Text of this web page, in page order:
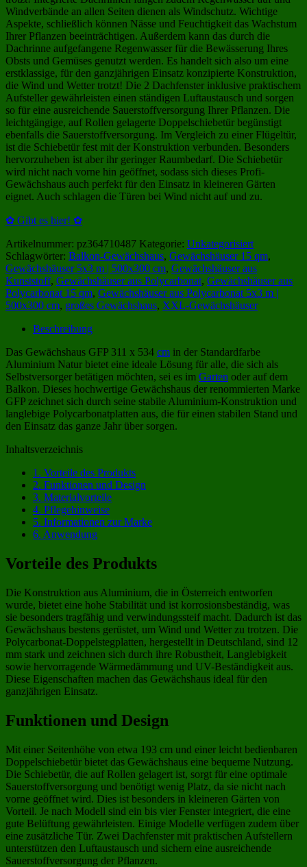
Windverbände an allen Seiten dienen als Windschutz. Wichtige
Aspekte, schließlich können Nässe und Feuchtigkeit das Wachstum
Ihrer Pflanzen beeinträchtigen. Außerdem kann das durch die
Dachrinne aufgefangene Regenwasser für die Bewässerung Ihres
Obsts und Gemüses genutzt werden. Es handelt sich also um eine
erstklassige, für den ganzjährigen Einsatz konzipierte Konstruktion,
die Wind und Wetter trotzt! Die 2 Dachfenster inklusive praktischem
Aufsteller gewährleisten einen ständigen Luftaustausch und sorgen
so für eine ausreichende Sauerstoffversorgung Ihrer Pflanzen. Die
leichtgängige, auf Rollen gelagerte Doppelschiebetür begünstigt
ebenfalls die Sauerstoffversorgung. Im Vergleich zu einer Flügeltür,
ist die Schiebetür fest mit der Konstruktion verbunden. Besonders
hervorzuheben ist aber ihr geringer Raumbedarf. Die Schiebetür
wird nicht nach vorne hin geöffnet, sodass sich dieses Profi-
Gewächshaus auch perfekt für den Einsatz in kleineren Gärten
eignet. Auch schlagen die Türen bei Wind nicht auf und zu.
✿ Gibt es hier! ✿
Artikelnummer: pz364710487 Kategorie: Unkategorisiert
Schlagwörter: Balkon-Gewächshaus, Gewächshäuser 15 qm,
Gewächshäuser 5x3 m | 500x300 cm, Gewächshäuser aus
Kunststoff, Gewächshäuser aus Polycarbonat, Gewächshäuser aus
Polycarbonat 15 qm, Gewächshäuser aus Polycarbonat 5x3 m |
500x300 cm, großes Gewächshaus, XXL-Gewächshäuser
Beschreibung
Das Gewächshaus GFP 311 x 534 cm in der Standardfarbe
Aluminium Natur bietet eine ideale Lösung für alle, die sich als
Selbstversorger betätigen möchten, sei es im Garten oder auf dem
Balkon. Dieses hochwertige Gewächshaus der renommierten Marke
GFP zeichnet sich durch seine stabile Aluminium-Konstruktion und
langlebige Polycarbonatplatten aus, die für einen stabilen Stand und
den Einsatz das ganze Jahr über sorgen.
Inhaltsverzeichnis
1. Vorteile des Produkts
2. Funktionen und Design
3. Materialvorteile
4. Pflegehinweise
5. Informationen zur Marke
6. Anwendung
Vorteile des Produkts
Die Konstruktion aus Aluminium, die in Österreich entworfen
wurde, bietet eine hohe Stabilität und ist korrosionsbeständig, was
sie besonders tragfähig und verwindungssteif macht. Dadurch ist das
Gewächshaus bestens gerüstet, um Wind und Wetter zu trotzen. Die
Polycarbonat-Doppelstegplatten, hergestellt in Deutschland, sind 12
mm stark und zeichnen sich durch ihre Robustheit, Langlebigkeit
sowie hervorragende Wärmedämmung und UV-Beständigkeit aus.
Diese Eigenschaften machen das Gewächshaus ideal für den
ganzjährigen Einsatz.
Funktionen und Design
Mit einer Seitenhöhe von etwa 193 cm und einer leicht bedienbaren
Doppelschiebetür bietet das Gewächshaus eine bequeme Nutzung.
Die Schiebetür, die auf Rollen gelagert ist, sorgt für eine optimale
Sauerstoffversorgung und benötigt wenig Platz, da sie nicht nach
vorne geöffnet wird. Dies ist besonders in kleineren Gärten von
Vorteil. Je nach Modell sind ein bis vier Fenster integriert, die eine
gute Belüftung gewährleisten. Einige Modelle verfügen zudem über
eine zusätzliche Tür. Zwei Dachfenster mit praktischen Aufstellern
unterstützen den Luftaustausch und sichern eine ausreichende
Sauerstoffversorgung der Pflanzen.